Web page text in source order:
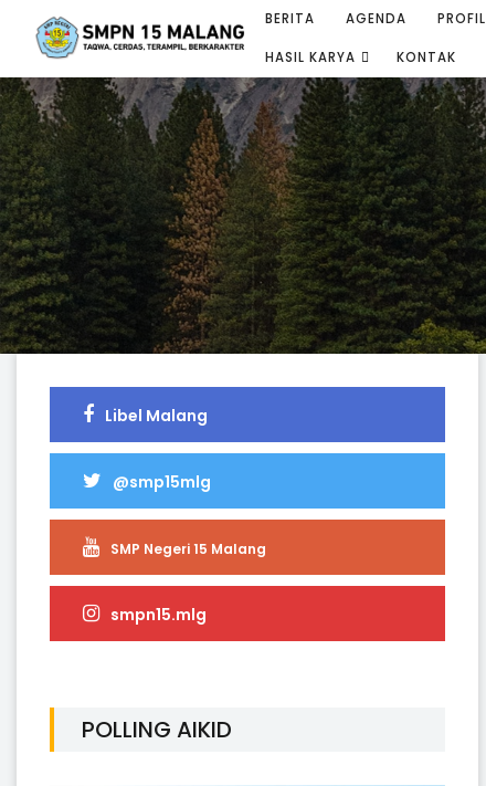
BERITA AGENDA PROFIL
HASIL KARYA KONTAK
Libel Malang
@smp15mlg
SMP Negeri 15 Malang
smpn15.mlg
POLLING AIKID